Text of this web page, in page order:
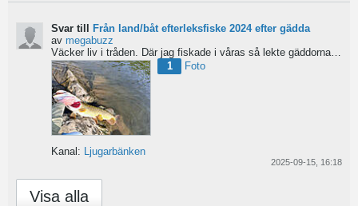
Svar till
Från land/båt efterleksfiske 2024 efter gädda
av megabuzz
Väcker liv i tråden. Där jag fiskade i våras så lekte gäddorna från början av mars hela vägen in i juni...
1
Foto
Kanal: Ljugarbänken
2025-09-15, 16:18
Visa alla